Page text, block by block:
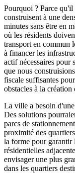
Pourquoi ? Parce qu'il
construisent à une
minutes sans être en
où les résidents
transport en commun
à financer les
actif nécessaires pour
que nous
fiscale suffisantes
obstacles à la
La ville a besoin
Des solutions
parcs de
proximité des
la forme pour garantir
résidentielles
envisager une plus
dans les quartiers